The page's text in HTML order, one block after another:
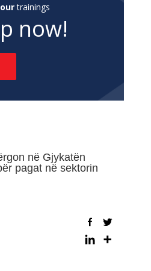
ourtrainings
now!
në Gjykatën
pagat në sektorin